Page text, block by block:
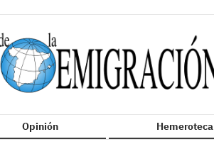
Opinión Hemeroteca